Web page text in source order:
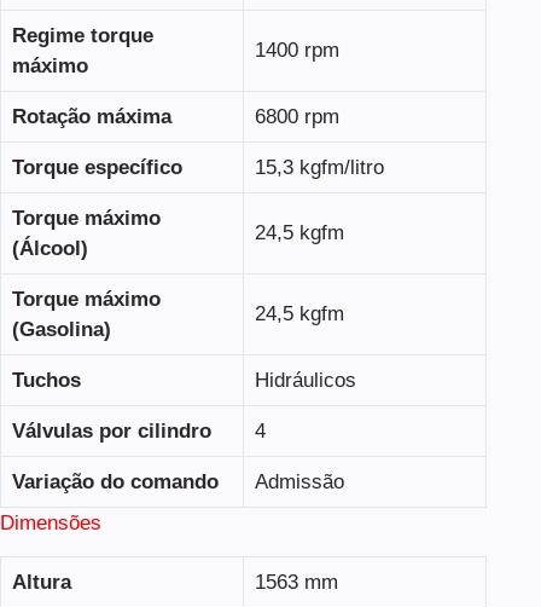
Regime torque
máximo
1400 rpm
Rotação máxima 6800 rpm
Torque específico 15,3 kgfm/litro
Torque máximo
(Álcool)
24,5 kgfm
Torque máximo
(Gasolina)
24,5 kgfm
Tuchos Hidráulicos
Válvulas por cilindro 4
Variação do comando
Admissão
Dimensões
Altura 1563 mm